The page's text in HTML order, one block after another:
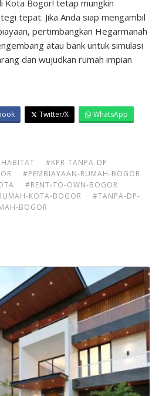
Kota Bogor! tetap mungkin
tepat. Jika Anda siap mengambil
pertimbangkan Hegarmanah
atau bank untuk simulasi
dan wujudkan rumah impian
Twitter/X
WhatsApp
#KPR-TANPA-DP
#PEMBIAYAAN-RUMAH-BOGOR
#RENT-TO-OWN-BOGOR
KOTA-BOGOR
#TANPA-DP-
BOGOR